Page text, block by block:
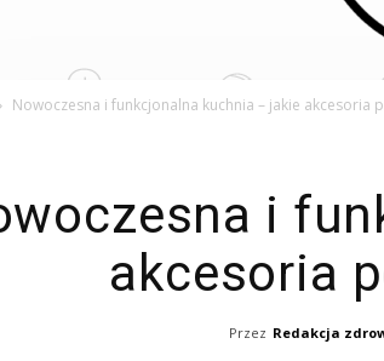
Nowoczesna i funkcjonalna kuchnia – jakie akcesoria
i
akcesoria
Przez Redakcja